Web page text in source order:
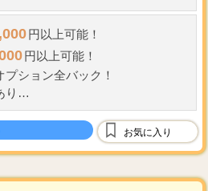
円以上可能！
円以上可能！
プション全バック！
り
お気に入り